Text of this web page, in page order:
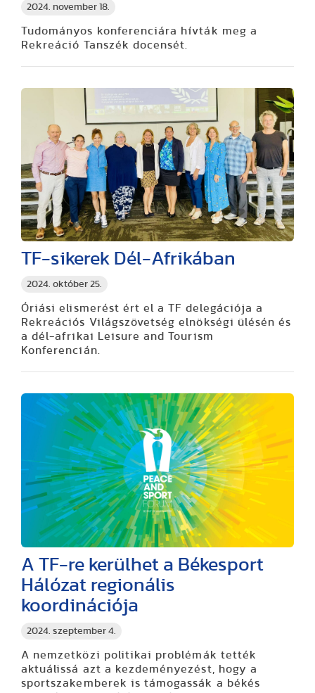
2024. november 18.
Tudományos konferenciára hívták meg a
Rekreáció Tanszék docensét.
2024. október 25.
TF-sikerek Dél-Afrikában
Óriási elismerést ért el a TF delegációja a
Rekreációs Világszövetség elnökségi ülésén és
a dél-afrikai Leisure and Tourism
Konferencián.
2024. szeptember 4.
A TF-re kerülhet a Békesport
Hálózat regionális
koordinációja
A nemzetközi politikai problémák tették
aktuálissá azt a kezdeményezést, hogy a
sportszakemberek is támogassák a békés